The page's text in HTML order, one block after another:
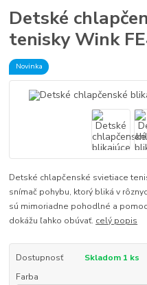
Detské
tenisky Wink
Novinka
Detské chlapčenské svietiace
snímač pohybu, ktorý bliká v
sú mimoriadne pohodlné a
dokážu ľahko obúvať. celý popis
Dostupnosť
Skladom 1 ks
Farba